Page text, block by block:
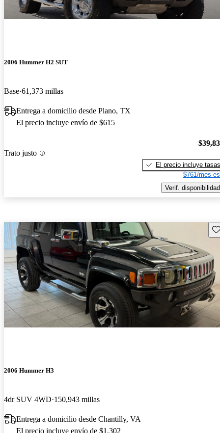
2006 Hummer H2 SUT
Base 61,373 millas
Entrega a domicilio desde Plano, TX
El precio incluye envío de $615
Trato justo
El precio incluye tasas
$761/mes
Verif. disponibilidad
2006 Hummer H3
4dr SUV 4WD 150,943 millas
Entrega a domicilio desde Chantilly, VA
El precio incluye envío de $1,302